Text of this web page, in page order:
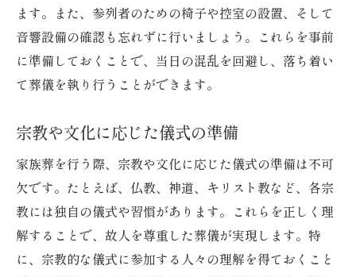
ます。また、参列者のための椅子や控室の設置、そして
音響設備の確認も忘れずに行いましょう。これらを事前
に準備しておくことで、当日の混乱を回避し、落ち着い
て葬儀を執り行うことができます。
宗教や文化に応じた儀式の準備
家族葬を行う際、宗教や文化に応じた儀式の準備は不可
欠です。たとえば、仏教、神道、キリスト教など、各宗
教には独自の儀式や習慣があります。これらを正しく理
解することで、故人を尊重した葬儀が実現します。特
に、宗教的な儀式に参加する人々の理解を得ておくこと